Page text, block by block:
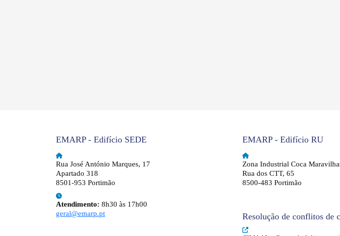
EMARP - Edifício SEDE
Rua José António Marques, 17
Apartado 318
8501-953 Portimão
Atendimento: 8h30 às 17h00
geral@emarp.pt
EMARP - Edifício RU
Zona Industrial Coca
Rua dos CTT, 65
8500-483 Portimão
Resolução de conflitos de